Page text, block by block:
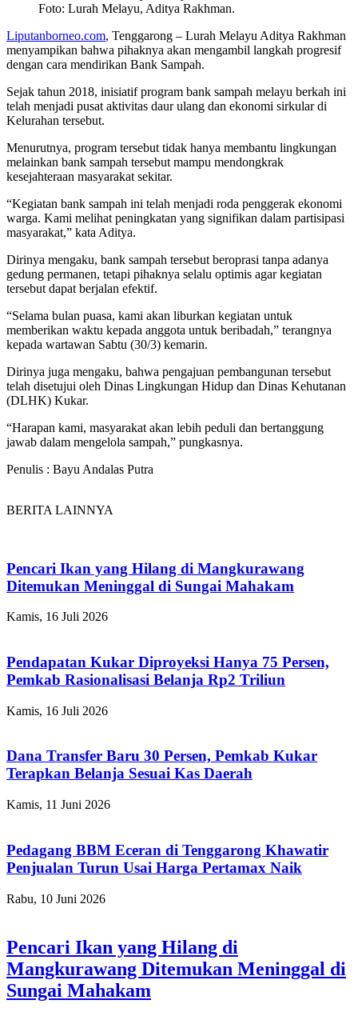
Foto: Lurah Melayu, Aditya Rakhman.
Liputanborneo.com, Tenggarong – Lurah Melayu Aditya Rakhman
menyampikan bahwa pihaknya akan mengambil langkah progresif
dengan cara mendirikan Bank Sampah.
Sejak tahun 2018, inisiatif program bank sampah melayu berkah ini
telah menjadi pusat aktivitas daur ulang dan ekonomi sirkular di
Kelurahan tersebut.
Menurutnya, program tersebut tidak hanya membantu lingkungan
melainkan bank sampah tersebut mampu mendongkrak
kesejahteraan masyarakat sekitar.
“Kegiatan bank sampah ini telah menjadi roda penggerak ekonomi
warga. Kami melihat peningkatan yang signifikan dalam partisipasi
masyarakat,” kata Aditya.
Dirinya mengaku, bank sampah tersebut beroprasi tanpa adanya
gedung permanen, tetapi pihaknya selalu optimis agar kegiatan
tersebut dapat berjalan efektif.
“Selama bulan puasa, kami akan liburkan kegiatan untuk
memberikan waktu kepada anggota untuk beribadah,” terangnya
kepada wartawan Sabtu (30/3) kemarin.
Dirinya juga mengaku, bahwa pengajuan pembangunan tersebut
telah disetujui oleh Dinas Lingkungan Hidup dan Dinas Kehutanan
(DLHK) Kukar.
“Harapan kami, masyarakat akan lebih peduli dan bertanggung
jawab dalam mengelola sampah,” pungkasnya.
Penulis : Bayu Andalas Putra
BERITA LAINNYA
Pencari Ikan yang Hilang di Mangkurawang
Ditemukan Meninggal di Sungai Mahakam
Kamis, 16 Juli 2026
Pendapatan Kukar Diproyeksi Hanya 75 Persen,
Pemkab Rasionalisasi Belanja Rp2 Triliun
Kamis, 16 Juli 2026
Dana Transfer Baru 30 Persen, Pemkab Kukar
Terapkan Belanja Sesuai Kas Daerah
Kamis, 11 Juni 2026
Pedagang BBM Eceran di Tenggarong Khawatir
Penjualan Turun Usai Harga Pertamax Naik
Rabu, 10 Juni 2026
Pencari Ikan yang Hilang di
Mangkurawang Ditemukan Meninggal di
Sungai Mahakam